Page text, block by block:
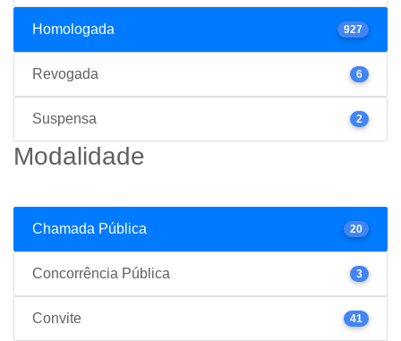
Homologada 927
Revogada 6
Suspensa 2
Modalidade
Chamada Pública 20
Concorrência Pública 3
Convite 41